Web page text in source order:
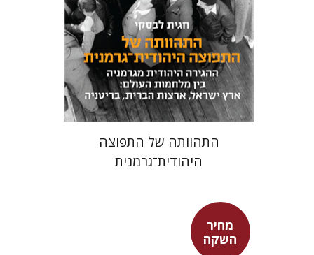
מחיר השקה
$34
$24
התהוותה של התפוצה
היהודית־גרמנית
מחיר
השקה
אפרים שהם-שטיינר